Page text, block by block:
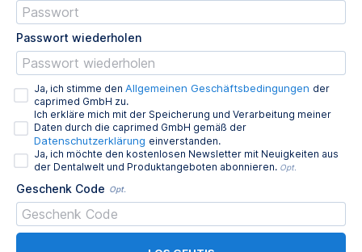
Passwort wiederholen
Ja, ich stimme den Allgemeinen Geschäftsbedingungen der
caprimed GmbH zu.
Ich erkläre mich mit der Speicherung und Verarbeitung meiner
Daten durch die caprimed GmbH gemäß der
Datenschutzerklärung einverstanden.
Ja, ich möchte den kostenlosen Newsletter mit Neuigkeiten aus
der Dentalwelt und Produktangeboten abonnieren. Opt.
Geschenk Code Opt.